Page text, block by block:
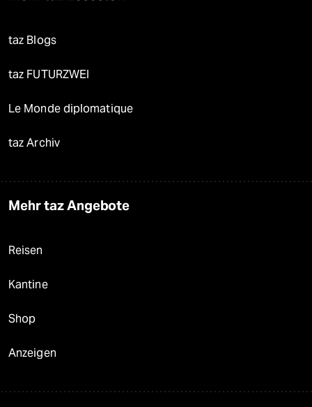
taz Blogs
taz FUTURZWEI
Le Monde diplomatique
taz Archiv
Mehr taz Angebote
Reisen
Kantine
Shop
Anzeigen